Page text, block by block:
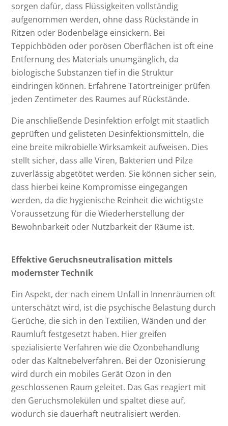
sorgen dafür, dass Flüssigkeiten vollständig
aufgenommen werden, ohne dass Rückstände in
Ritzen oder Bodenbeläge einsickern. Bei
Teppichböden oder porösen Oberflächen ist oft eine
Entfernung des Materials unumgänglich, da
biologische Substanzen tief in die Struktur
eindringen können. Erfahrene Tatortreiniger prüfen
jeden Zentimeter des Raumes auf Rückstände.
Die anschließende Desinfektion erfolgt mit staatlich
geprüften und gelisteten Desinfektionsmitteln, die
eine breite mikrobielle Wirksamkeit aufweisen. Dies
stellt sicher, dass alle Viren, Bakterien und Pilze
zuverlässig abgetötet werden. Sie können sicher sein,
dass hierbei keine Kompromisse eingegangen
werden, da die hygienische Reinheit die wichtigste
Voraussetzung für die Wiederherstellung der
Bewohnbarkeit oder Nutzbarkeit der Räume ist.
Effektive Geruchsneutralisation mittels
modernster Technik
Ein Aspekt, der nach einem Unfall in Innenräumen oft
unterschätzt wird, ist die psychische Belastung durch
Gerüche, die sich in den Textilien, Wänden und der
Raumluft festgesetzt haben. Hier greifen
spezialisierte Verfahren wie die Ozonbehandlung
oder das Kaltnebelverfahren. Bei der Ozonisierung
wird durch ein mobiles Gerät Ozon in den
geschlossenen Raum geleitet. Das Gas reagiert mit
den Geruchsmolekülen und spaltet diese auf,
wodurch sie dauerhaft neutralisiert werden.